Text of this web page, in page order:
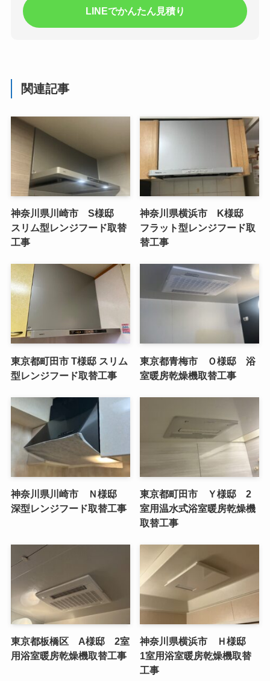
LINEでかんたん見積り
関連記事
神奈川県川崎市 S様邸
スリム型レンジフード取替
工事
神奈川県横浜市 K様邸
フラット型レンジフード取
替工事
東京都町田市 T様邸 スリム
型レンジフード取替工事
東京都青梅市 Ｏ様邸 浴
室暖房乾燥機取替工事
神奈川県川崎市 Ｎ様邸
深型レンジフード取替工事
東京都町田市 Ｙ様邸 2
室用温水式浴室暖房乾燥機
取替工事
東京都板橋区 A様邸 2室
用浴室暖房乾燥機取替工事
神奈川県横浜市 Ｈ様邸
1室用浴室暖房乾燥機取替
工事